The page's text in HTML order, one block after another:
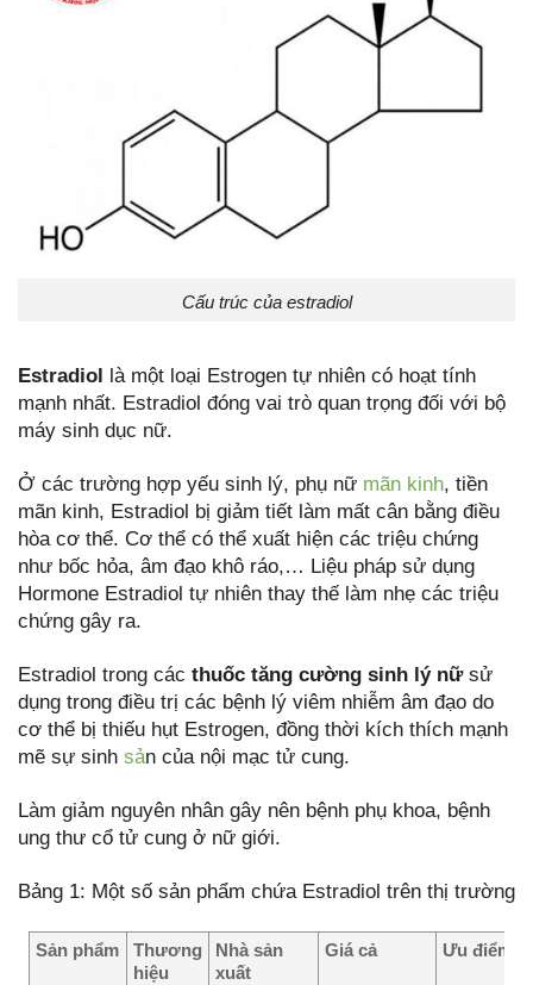
Cấu trúc của estradiol
Estradiol là một loại Estrogen tự nhiên có hoạt tính
mạnh nhất. Estradiol đóng vai trò quan trọng đối với bộ
máy sinh dục nữ.
Ở các trường hợp yếu sinh lý, phụ nữ mãn kinh, tiền
mãn kinh, Estradiol bị giảm tiết làm mất cân bằng điều
hòa cơ thể. Cơ thể có thể xuất hiện các triệu chứng
như bốc hỏa, âm đạo khô ráo,… Liệu pháp sử dụng
Hormone Estradiol tự nhiên thay thế làm nhẹ các triệu
chứng gây ra.
Estradiol trong các thuốc tăng cường sinh lý nữsử
dụng trong điều trị các bệnh lý viêm nhiễm âm đạo do
cơ thể bị thiếu hụt Estrogen, đồng thời kích thích mạnh
mẽ sự sinh sản của nội mạc tử cung.
Làm giảm nguyên nhân gây nên bệnh phụ khoa, bệnh
ung thư cổ tử cung ở nữ giới.
Bảng 1: Một số sản phẩm chứa Estradiol trên thị trường
Sản phẩm
Thương
hiệu
Nhà sản
xuất
Giá cả Ưu điểm